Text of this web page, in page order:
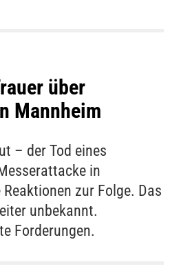
über
Mannheim
– der Tod eines
in
zur Folge. Das
unbekannt.
Forderungen.